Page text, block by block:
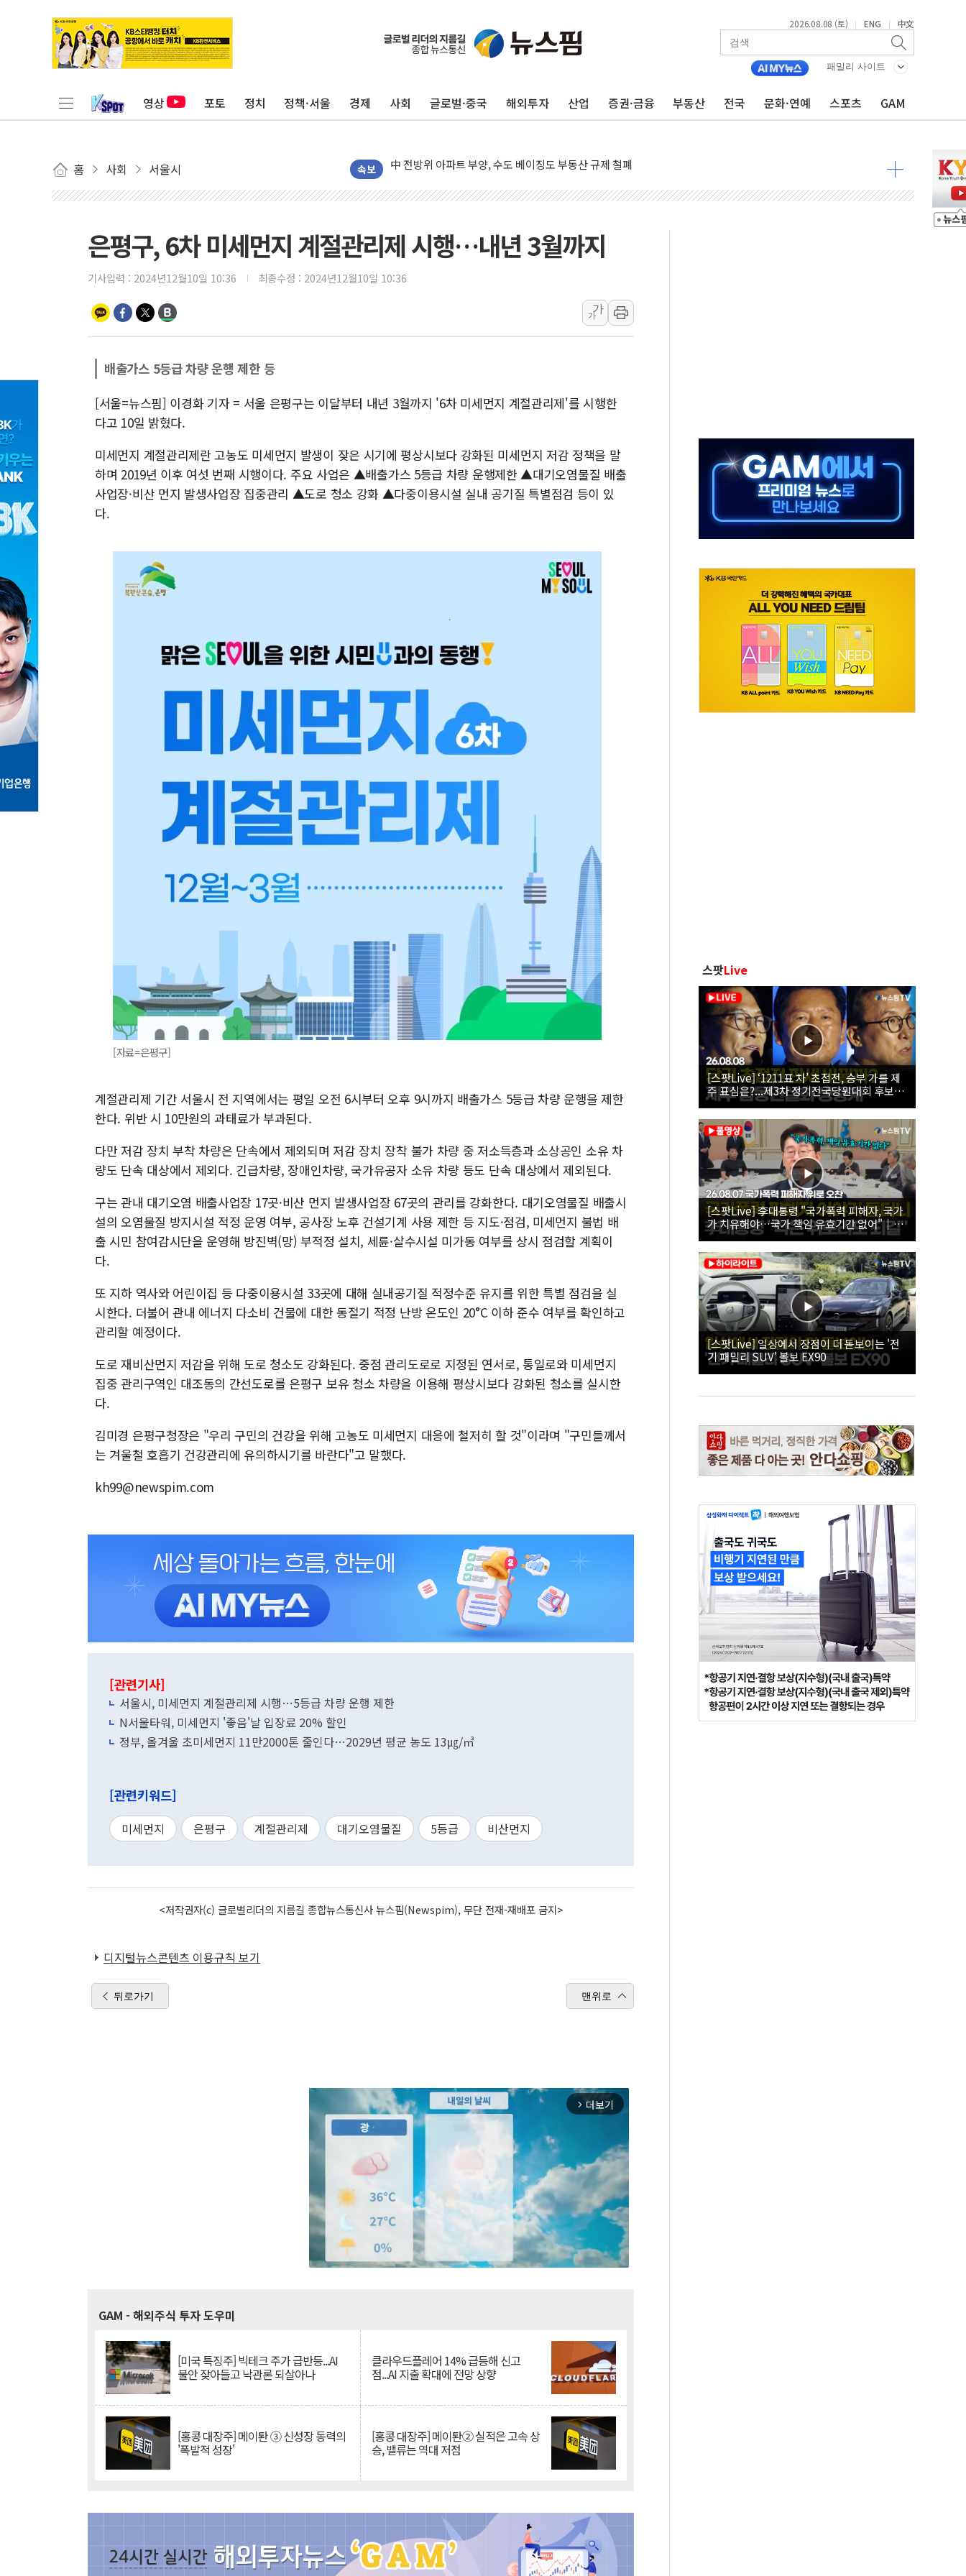
2026.08.08 (토) | ENG | 中文
패밀리 사이트
영상 포토 정치 정책·서울 경제 사회 글로벌·중국 해외투자 산업 증권·금융 부동산 전국 문화·연예 스포츠 GAM
홈 사회 서울시 속보
동해중부 전 해상 풍랑주의보…10일까지 최대 3.5m 높은 물결
연일 폭염에 온열질환 사망 23명…정부, 비상대응기구 가동
인제 용대리 계곡서 수위 상승으로 피서객 7명 고립…전원 구조
동해시, 11~14일 '별똥별 멍' 운영…페르세우스 유성우 관측
청양 밭에서 일하던 90대 숨져…온열질환 여부 조사
폭염에 車 운전면허 기능시험 오전 집중 편성…체감온도 38도 넘으면 중단
李대통령, 'ISA·주가누르기 방지법' 전면 재검토 지시
'호우 특보' 경북 울진 시간당 20~30mm 강한 비...가뭄 해소될 듯
주말 무더위·열대야 지속…내륙 곳곳 소나기
오세훈 "용산공원 주택 검토, 민주당 스스로 원칙 뒤집는 것"
한상협, 업계 개인정보 보안 새판 짠다…'자율규제단체' 타진
뉴욕증시, 고용 쇼크에 금리 인상 우려 후퇴…S&P500 최고치
트럼프, 쿡 연준 이사 해임 재추진…"26일까지 의혹 소명" 요구
유럽증시, 美 고용 예상 밖 부진에 연준 금리 인상 가능성 낮아지며 상승… STOXX 600 지수는 나흘 연속 최고치
은평구, 6차 미세먼지 계절관리제 시행…내년 3월까지
기사입력 : 2024년12월10일 10:36 최종수정 : 2024년12월10일 10:36
가
가
배출가스 5등급 차량 운행 제한 등
[서울=뉴스핌] 이경화 기자 = 서울 은평구는 이달부터 내년 3월까지 '6차 미세먼지 계절관리제'를 시행한
다고 10일 밝혔다.
미세먼지 계절관리제란 고농도 미세먼지 발생이 잦은 시기에 평상시보다 강화된 미세먼지 저감 정책을 말
하며 2019년 이후 여섯 번째 시행이다. 주요 사업은 ▲배출가스 5등급 차량 운행제한 ▲대기오염물질 배출
사업장·비산 먼지 발생사업장 집중관리 ▲도로 청소 강화 ▲다중이용시설 실내 공기질 특별점검 등이 있
다.
[자료=은평구]
계절관리제 기간 서울시 전 지역에서는 평일 오전 6시부터 오후 9시까지 배출가스 5등급 차량 운행을 제한
한다. 위반 시 10만원의 과태료가 부과된다.
다만 저감 장치 부착 차량은 단속에서 제외되며 저감 장치 장착 불가 차량 중 저소득층과 소상공인 소유 차
량도 단속 대상에서 제외다. 긴급차량, 장애인차량, 국가유공자 소유 차량 등도 단속 대상에서 제외된다.
구는 관내 대기오염 배출사업장 17곳·비산 먼지 발생사업장 67곳의 관리를 강화한다. 대기오염물질 배출시
설의 오염물질 방지시설 적정 운영 여부, 공사장 노후 건설기계 사용 제한 등 지도·점검, 미세먼지 불법 배
출 시민 참여감시단을 운영해 방진벽(망) 부적정 설치, 세륜·살수시설 미가동 여부를 상시 점검할 계획이
다.
또 지하 역사와 어린이집 등 다중이용시설 33곳에 대해 실내공기질 적정수준 유지를 위한 특별 점검을 실
시한다. 더불어 관내 에너지 다소비 건물에 대한 동절기 적정 난방 온도인 20°C 이하 준수 여부를 확인하고
관리할 예정이다.
도로 재비산먼지 저감을 위해 도로 청소도 강화된다. 중점 관리도로로 지정된 연서로, 통일로와 미세먼지
집중 관리구역인 대조동의 간선도로를 은평구 보유 청소 차량을 이용해 평상시보다 강화된 청소를 실시한
다.
김미경 은평구청장은 "우리 구민의 건강을 위해 고농도 미세먼지 대응에 철저히 할 것"이라며 "구민들께서
는 겨울철 호흡기 건강관리에 유의하시기를 바란다"고 말했다.
kh99@newspim.com
[관련기사]
서울시, 미세먼지 계절관리제 시행…5등급 차량 운행 제한
N서울타워, 미세먼지 '좋음'날 입장료 20% 할인
정부, 올겨울 초미세먼지 11만2000톤 줄인다…2029년 평균 농도 13㎍/㎥
[관련키워드]
미세먼지 은평구 계절관리제 대기오염물질 5등급 비산먼지
<저작권자(c) 글로벌리더의 지름길 종합뉴스통신사 뉴스핌(Newspim), 무단 전재-재배포 금지>
디지털뉴스콘텐츠 이용규칙 보기
뒤로가기 맨위로
arrow_forward_ios 더보기
GAM - 해외주식 투자 도우미
[미국 특징주] 빅테크 주가 급반등...AI
불안 잦아들고 낙관론 되살아나
클라우드플레어 14% 급등해 신고
점...AI 지출 확대에 전망 상향
[홍콩 대장주] 메이퇀 ③ 신성장 동력의
'폭발적 성장'
[홍콩 대장주] 메이퇀② 실적은 고속 상
승, 밸류는 역대 저점
스팟Live
[스팟Live] ‘1211표 차’ 초접전, 승부 가를 제
주 표심은?...제3차 정기전국당원대회 후보자
제주 합동연설회 생중계 | 26.08.08
[스팟Live] 李대통령 "국가폭력 피해자, 국가
가 치유해야…국가 책임 유효기간 없어"｜
26.08.07 국가폭력 피해자 위로 오찬
[스팟Live] 일상에서 장점이 더 돋보이는 '전
기 패밀리 SUV' 볼보 EX90